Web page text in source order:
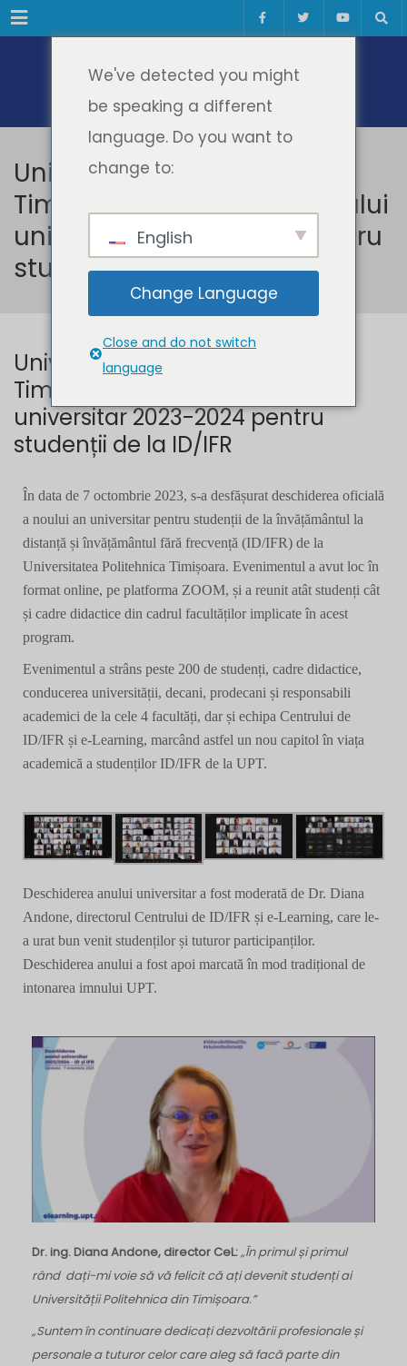
Meniul
Universitatea Politehnica
Timișoara a dat startul anului
universitar 2023-2024 pentru
studenții de la ID/IFR
Universitatea Politehnica
Timișoara a dat startul anului
universitar 2023-2024 pentru
studenții de la ID/IFR
În data de 7 octombrie 2023, s-a desfășurat deschiderea oficială
a noului an universitar pentru studenții de la învățământul la
distanță și învățământul fără frecvență (ID/IFR) de la
Universitatea Politehnica Timișoara. Evenimentul a avut loc în
format online, pe platforma ZOOM, și a reunit atât studenți cât
și cadre didactice din cadrul facultăților implicate în acest
program.
Evenimentul a strâns peste 200 de studenți, cadre didactice,
conducerea universității, decani, prodecani și responsabili
academici de la cele 4 facultăți, dar și echipa Centrului de
ID/IFR și e-Learning, marcând astfel un nou capitol în viața
academică a studenților ID/IFR de la UPT.
Deschiderea anului universitar a fost moderată de Dr. Diana
Andone, directorul Centrului de ID/IFR și e-Learning, care le-
a urat bun venit studenților și tuturor participanților.
Deschiderea anului a fost apoi marcată în mod tradițional de
intonarea imnului UPT.
Dr. ing. Diana Andone, director CeL:„În primul și primul
rând dați-mi voie să vă felicit că ați devenit studenți ai
Universității Politehnica din Timișoara.”
„Suntem în continuare dedicați dezvoltării profesionale și
personale a tuturor celor care aleg să facă parte din
We've detected you might
be speaking a different
language. Do you want to
change to:
English
Change Language
Close and do not switch
language